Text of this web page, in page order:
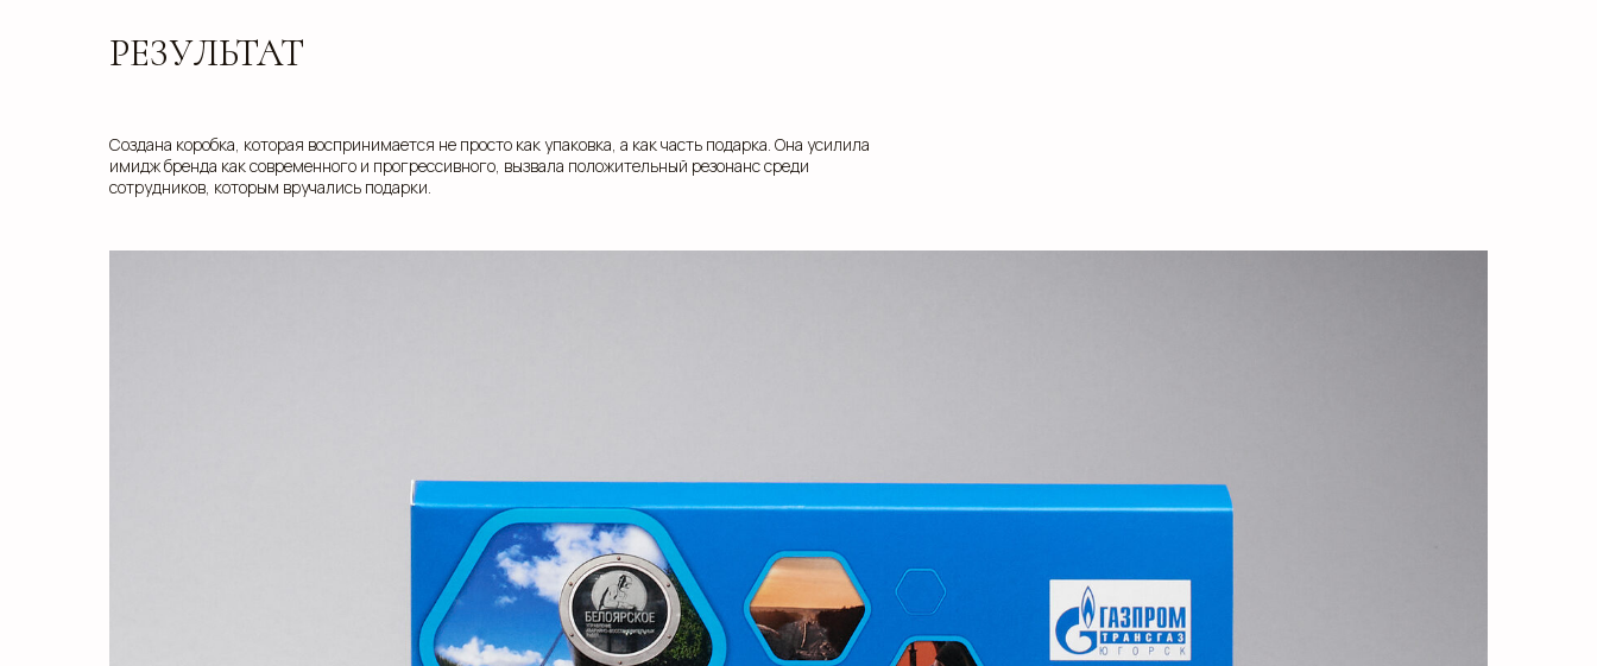
РЕЗУЛЬТАТ
Создана коробка, которая воспринимается не просто как упаковка, а как часть подарка. Она усилила
имидж бренда как современного и прогрессивного, вызвала положительный резонанс среди
сотрудников, которым вручались подарки.